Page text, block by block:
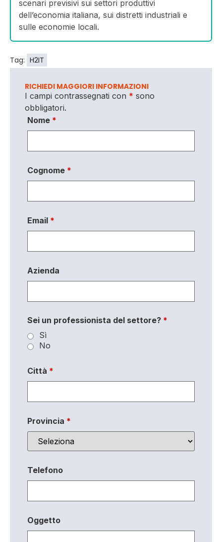
scenari previsivi sui settori produttivi
dell’economia italiana, sui distretti industriali e
sulle economie locali.
Tag: H2IT
RICHIEDI MAGGIORI INFORMAZIONI
I campi contrassegnati con * sono
obbligatori.
Nome *
Cognome *
Email *
Azienda
Sei un professionista del settore? *
Sì
No
Città *
Provincia *
Telefono
Oggetto